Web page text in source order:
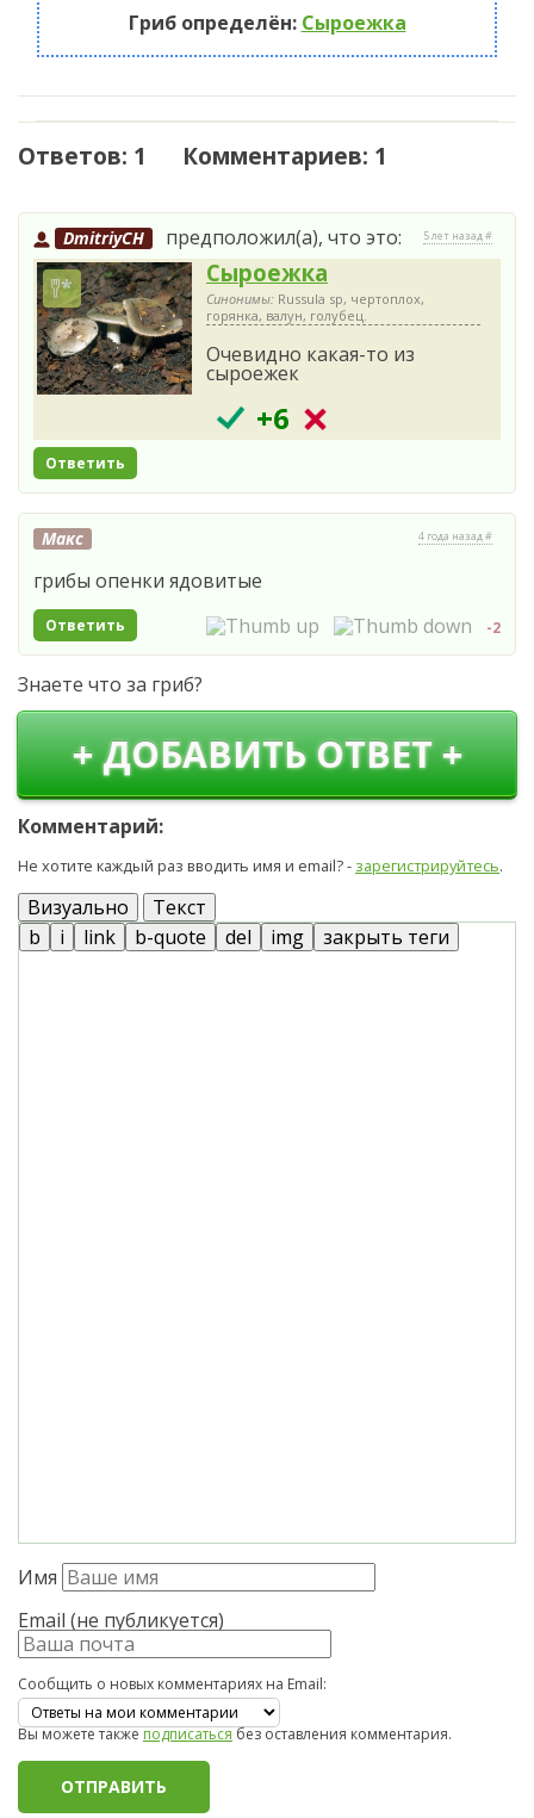
Гриб определён: Сыроежка
Ответов: 1 Комментариев: 1
DmitriyCH предположил(а), что это: 5 лет назад #
Сыроежка
Синонимы: Russula sp, чертоплох,
горянка, валун, голубец.
Очевидно какая-то из
сыроежек
+6
Ответить
Макс 4 года назад #
грибы опенки ядовитые
Ответить -2
Знаете что за гриб?
+ ДОБАВИТЬ ОТВЕТ +
Комментарий:
Не хотите каждый раз вводить имя и email? - зарегистрируйтесь.
Визуально Текст
Имя
Email (не публикуется)
Сообщить о новых комментариях на Email:
Вы можете такжеподписатьсябез оставления комментария.